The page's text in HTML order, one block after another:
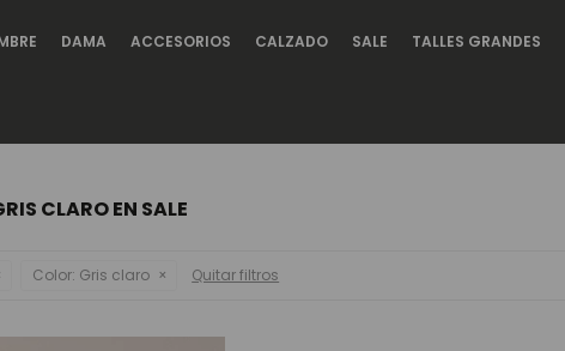
DAMA ACCESORIOS CALZADO SALE TALLES GRANDES
CLARO EN SALE
Color: Gris claro Quitar filtros